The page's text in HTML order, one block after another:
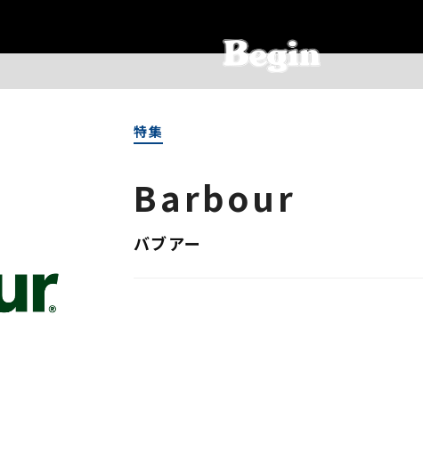
特集
Barbour
バブアー